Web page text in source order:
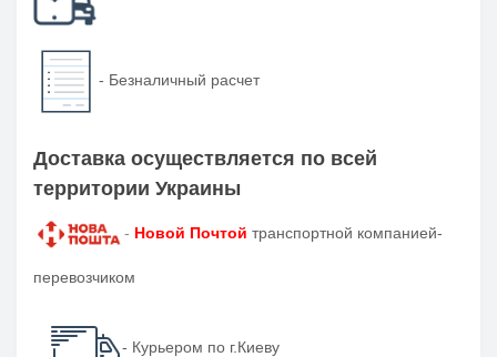
- Безналичный расчет
Доставка осуществляется по всей
территории Украины
- Новой Почтой транспортной компанией-
перевозчиком
- Курьером по г.Киеву